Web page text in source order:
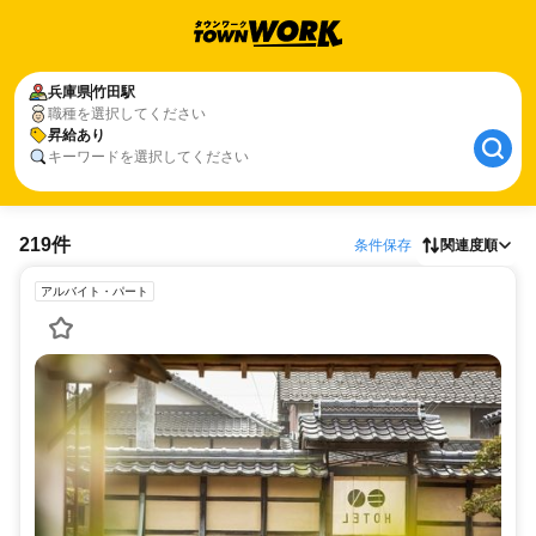
兵庫県竹田駅
職種を選択してください
昇給あり
キーワードを選択してください
219件 条件保存 関連度順
アルバイト・パート